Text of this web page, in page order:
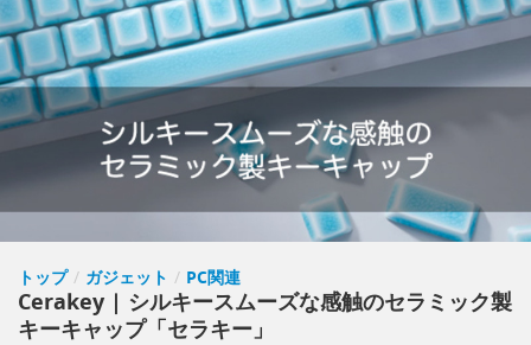
トップ / ガジェット / PC関連
Cerakey | シルキースムーズな感触のセラミック製
キーキャップ「セラキー」